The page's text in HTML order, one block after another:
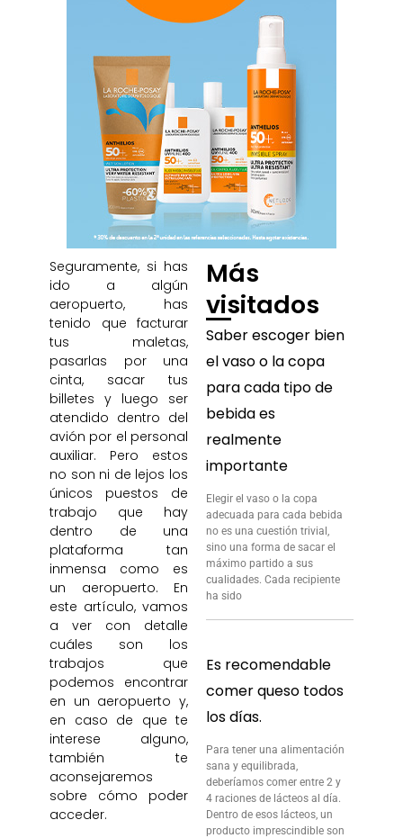
Seguramente, si has
ido a algún
aeropuerto, has
tenido que facturar
tus maletas,
pasarlas por una
cinta, sacar tus
billetes y luego ser
atendido dentro del
avión por el personal
auxiliar. Pero estos
no son ni de lejos los
únicos puestos de
trabajo que hay
dentro de una
plataforma tan
inmensa como es
un aeropuerto. En
este artículo, vamos
a ver con detalle
cuáles son los
trabajos que
podemos encontrar
en un aeropuerto y,
en caso de que te
interese alguno,
también te
aconsejaremos
sobre cómo poder
acceder.
Más
visitados
Saber escoger bien
el vaso o la copa
para cada tipo de
bebida es
realmente
importante
Elegir el vaso o la copa
adecuada para cada bebida
no es una cuestión trivial,
sino una forma de sacar el
máximo partido a sus
cualidades. Cada recipiente
ha sido
Es recomendable
comer queso todos
los días.
Para tener una alimentación
sana y equilibrada,
deberíamos comer entre 2 y
4 raciones de lácteos al día.
Dentro de esos lácteos, un
producto imprescindible son